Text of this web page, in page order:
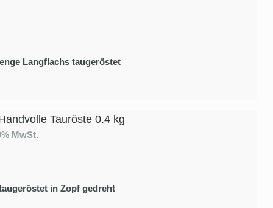
Langflachs taugeröstet
Tauröste 0.4 kg
MwSt.
in Zopf gedreht